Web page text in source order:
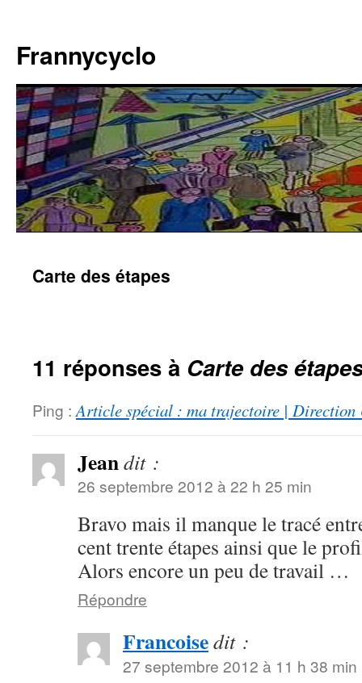
contenu
Frannycyclo
Carte des étapes
11 réponses à Carte des
Ping : Article spécial : ma trajectoire | Direction
Jeandit :
26 septembre 2012 à 22 h 25 min
Bravo mais il manque le tracé
cent trente étapes ainsi que le
Alors encore un peu de travail …
Répondre
Francoisedit :
27 septembre 2012 à 11 h 38 min